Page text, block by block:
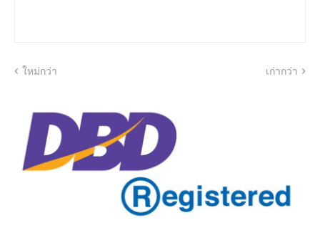
ใหม่กว่า เก่ากว่า